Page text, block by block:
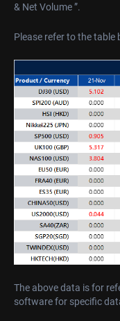
& Net Volume ”.
Please refer to the table
The above data is for
software for specific